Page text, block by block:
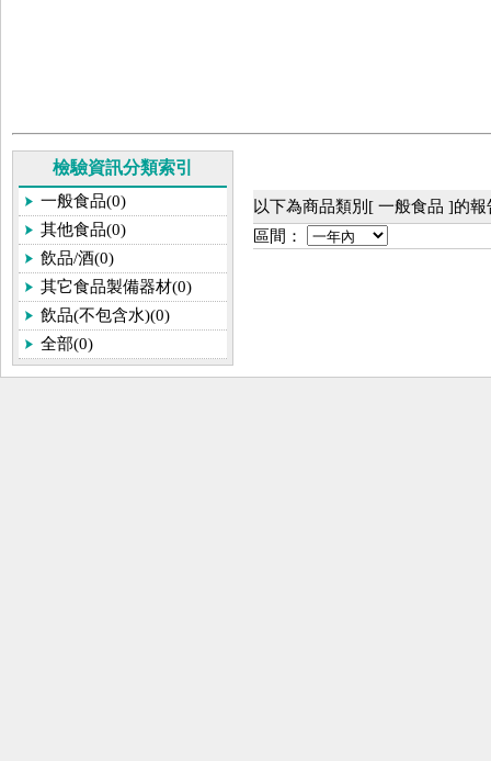
檢驗資訊分類索引
一般食品(0)
其他食品(0)
飲品/酒(0)
其它食品製備器材(0)
飲品(不包含水)(0)
全部(0)
以下為商品類別[ 一般食品 ]的
區間：